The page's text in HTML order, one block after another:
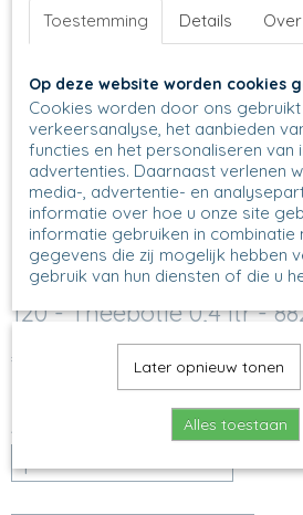
120 - Theepotje 0,4 ltr -
€ 24,50 (inclusief btw 21%)
Op voorraad
Aantal
Toestemming Details Over
Op deze website worden cookies
Cookies worden door ons
verkeersanalyse, het aanbieden
functies en het personaliseren van
advertenties. Daarnaast verlenen
media-, advertentie- en
informatie over hoe u onze site
informatie gebruiken in combinatie
gegevens die zij mogelijk hebben
gebruik van hun diensten of die u
Later opnieuw tonen
Alles toestaan